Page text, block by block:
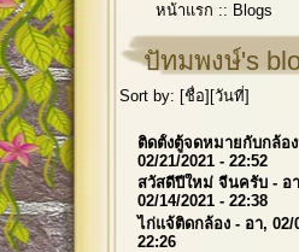
หน้าแรก :: Blogs
ปัทมพงษ์'s
Sort by: [ชื่อ][วันที่]
ติดตั้งตู้จดหมายกับกล้อ
02/21/2021 - 22:52
สวัสดีปีใหม่ จีนครับ - อ
02/14/2021 - 22:38
ไก่แจ้ติดกล้อง - อา, 02/
22:26